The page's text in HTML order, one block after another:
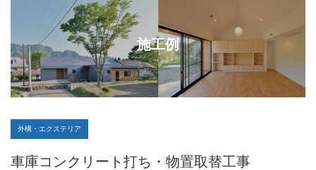
施工例
外構・エクステリア
車庫コンクリート打ち・物置取替工事